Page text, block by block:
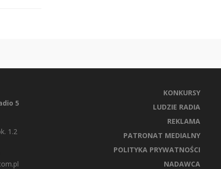
5
1.2
KONKURSY
LUDZIE RADIA
REKLAMA
PATRONAT MEDIALNY
POLITYKA PRYWATNOŚCI
NADAWCA